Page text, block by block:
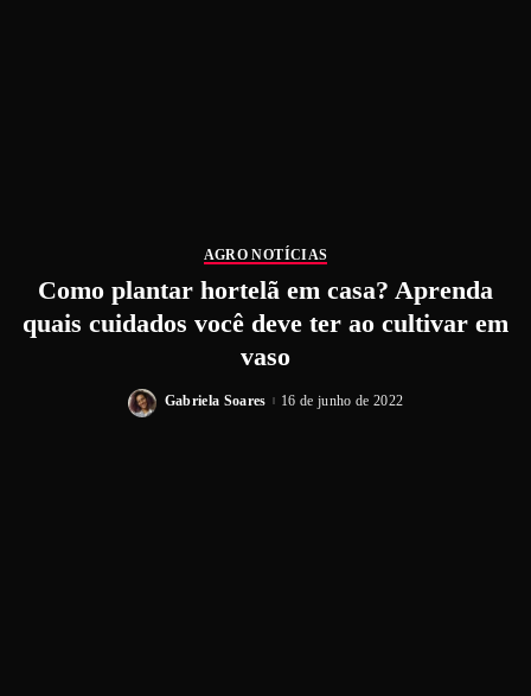
AGRO NOTÍCIAS
Como plantar hortelã em casa? Aprenda
quais cuidados você deve ter ao cultivar em
vaso
Gabriela Soares 16 de junho de 2022